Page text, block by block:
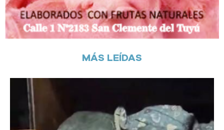
MÁS LEÍDAS